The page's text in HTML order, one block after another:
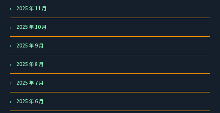
2025 年 11 月
2025 年 10 月
2025 年 9 月
2025 年 8 月
2025 年 7 月
2025 年 6 月